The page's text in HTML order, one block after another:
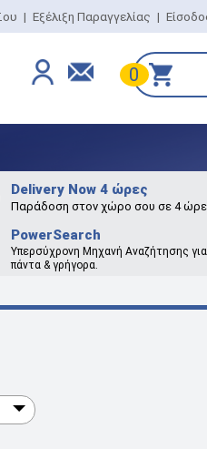
| Εξέλιξη Παραγγελίας |
0
Delivery Now 4 ώρες
Παράδοση στον χώρο σου σε 4
PowerSearch
Υπερσύχρονη Μηχανή Αναζήτησης για
πάντα & γρήγορα.